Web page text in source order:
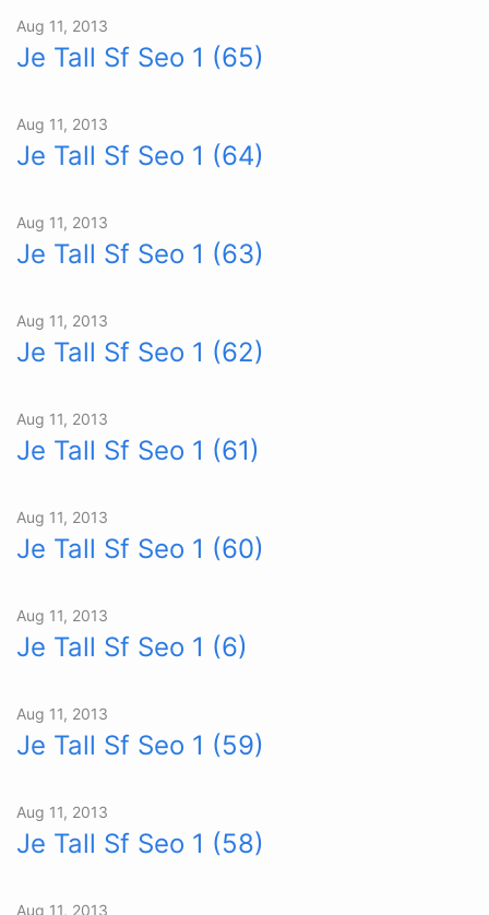
Aug 11, 2013
Je Tall Sf Seo 1 (65)
Aug 11, 2013
Je Tall Sf Seo 1 (64)
Aug 11, 2013
Je Tall Sf Seo 1 (63)
Aug 11, 2013
Je Tall Sf Seo 1 (62)
Aug 11, 2013
Je Tall Sf Seo 1 (61)
Aug 11, 2013
Je Tall Sf Seo 1 (60)
Aug 11, 2013
Je Tall Sf Seo 1 (6)
Aug 11, 2013
Je Tall Sf Seo 1 (59)
Aug 11, 2013
Je Tall Sf Seo 1 (58)
Aug 11, 2013